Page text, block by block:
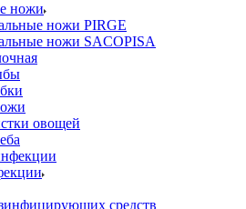
ножи
ножи PIRGE
ножи SACOPISA
овощей
средств